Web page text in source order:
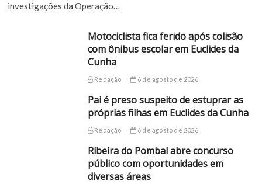
investigações da Operação…
Motociclista fica ferido após colisão
com ônibus escolar em Euclides da
Cunha
Redação 6 de agosto de 2026
Pai é preso suspeito de estuprar as
próprias filhas em Euclides da Cunha
Redação 6 de agosto de 2026
Ribeira do Pombal abre concurso
público com oportunidades em
diversas áreas